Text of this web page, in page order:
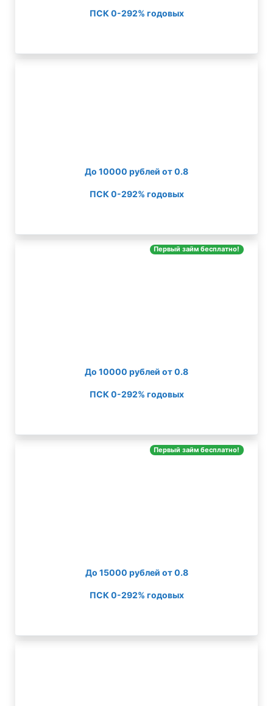
ПСК 0-292% годовых
До 10000 рублей от 0.8
ПСК 0-292% годовых
Первый займ бесплатно!
До 10000 рублей от 0.8
ПСК 0-292% годовых
Первый займ бесплатно!
До 15000 рублей от 0.8
ПСК 0-292% годовых